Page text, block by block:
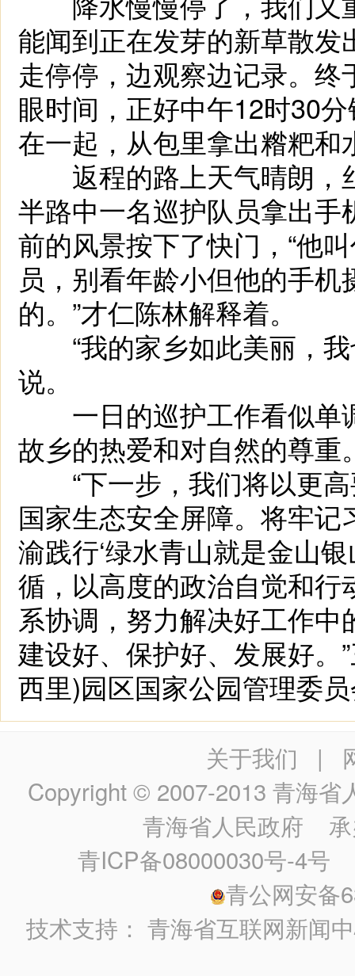
能闻到正在发芽的新草散
走停停，边观察边记录。
眼时间，正好中午12时30
在一起，从包里拿出糌粑
返程的路上天气晴朗，
半路中一名巡护队员拿出
前的风景按下了快门，“他
员，别看年龄小但他的手
的。”才仁陈林解释着。
“我的家乡如此美丽，我
说。
一日的巡护工作看似单
故乡的热爱和对自然的尊重
“下一步，我们将以更高
国家生态安全屏障。将牢
渝践行‘绿水青山就是金山
循，以高度的政治自觉和
系协调，努力解决好工作
建设好、保护好、发展好。
西里)园区国家公园管理委
关于我们 |
Copyright © 2007-2013 青海省
青海省人民政府 承
青ICP备08000030号-4号
青公网安备
技术支持：青海省互联网新闻